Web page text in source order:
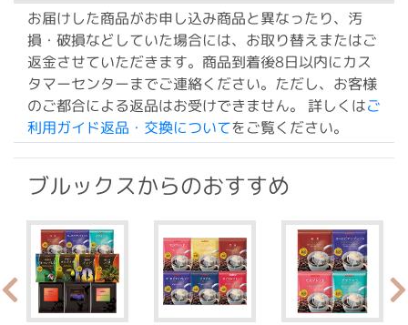
お届けした商品がお申し込み商品と異なったり、汚
損・破損などしていた場合には、お取り替えまたはご
返金させていただきます。商品到着後8日以内にカス
タマーセンターまでご連絡ください。ただし、お客様
のご都合による返品はお受けできません。 詳しくはご
利用ガイド返品・交換についてをご覧ください。
ブルックスからのおすすめ